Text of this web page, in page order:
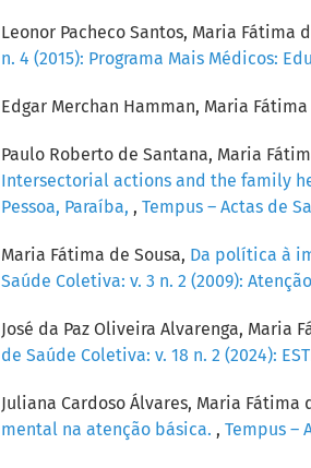
Leonor Pacheco Santos, Maria Fátima
n. 4 (2015): Programa Mais Médicos:
Edgar Merchan Hamman, Maria Fátima
Paulo Roberto de Santana, Maria
Intersectorial actions and the family
Pessoa, Paraíba, , Tempus – Actas de
Maria Fátima de Sousa, Da política à
Saúde Coletiva: v. 3 n. 2 (2009):
José da Paz Oliveira Alvarenga, Maria
de Saúde Coletiva: v. 18 n. 2 (2024):
Juliana Cardoso Álvares, Maria Fátima
mental na atenção básica. , Tempus –